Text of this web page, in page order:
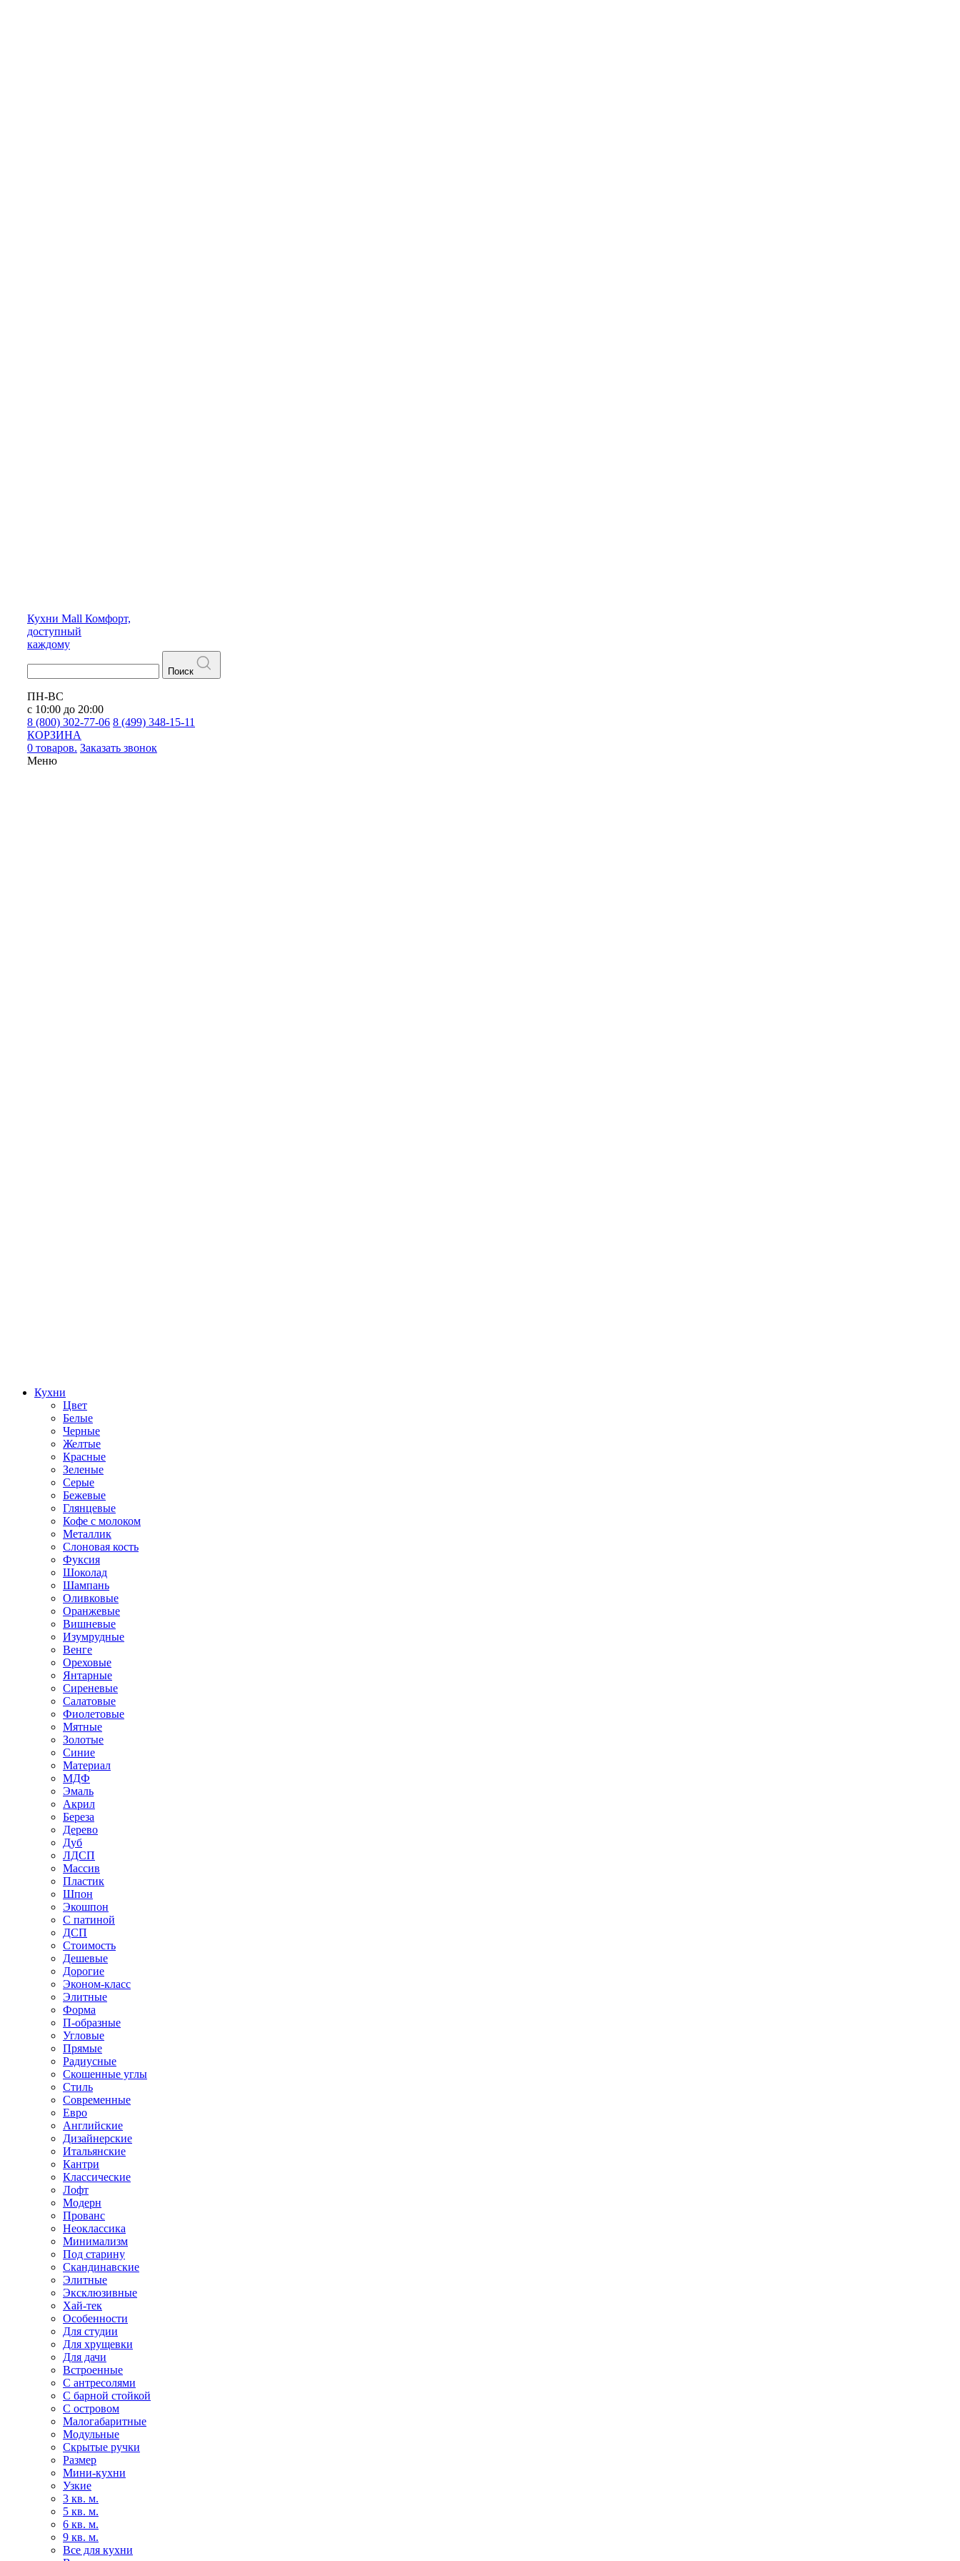
Кухни Mall Комфорт,
доступный
каждому
Поиск
ПН-ВС
с 10:00 до 20:00
8 (800) 302-77-06 8 (499) 348-15-11
КОРЗИНА
0 товаров. Заказать звонок
Меню
Кухни
Цвет
Белые
Черные
Желтые
Красные
Зеленые
Серые
Бежевые
Глянцевые
Кофе с молоком
Металлик
Слоновая кость
Фуксия
Шоколад
Шампань
Оливковые
Оранжевые
Вишневые
Изумрудные
Венге
Ореховые
Янтарные
Сиреневые
Салатовые
Фиолетовые
Мятные
Золотые
Синие
Материал
МДФ
Эмаль
Акрил
Береза
Дерево
Дуб
ЛДСП
Массив
Пластик
Шпон
Экошпон
С патиной
ДСП
Стоимость
Дешевые
Дорогие
Эконом-класс
Элитные
Форма
П-образные
Угловые
Прямые
Радиусные
Скошенные углы
Стиль
Современные
Евро
Английские
Дизайнерские
Итальянские
Кантри
Классические
Лофт
Модерн
Прованс
Неоклассика
Минимализм
Под старину
Скандинавские
Элитные
Эксклюзивные
Хай-тек
Особенности
Для студии
Для хрущевки
Для дачи
Встроенные
С антресолями
С барной стойкой
С островом
Малогабаритные
Модульные
Скрытые ручки
Размер
Мини-кухни
Узкие
3 кв. м.
5 кв. м.
6 кв. м.
9 кв. м.
Все для кухни